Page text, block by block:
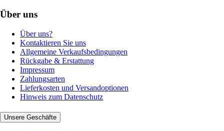
Über uns
Über uns?
Kontaktieren Sie uns
Allgemeine Verkaufsbedingungen
Rückgabe & Erstattung
Impressum
Zahlungsarten
Lieferkosten und Versandoptionen
Hinweis zum Datenschutz
Unsere Geschäfte